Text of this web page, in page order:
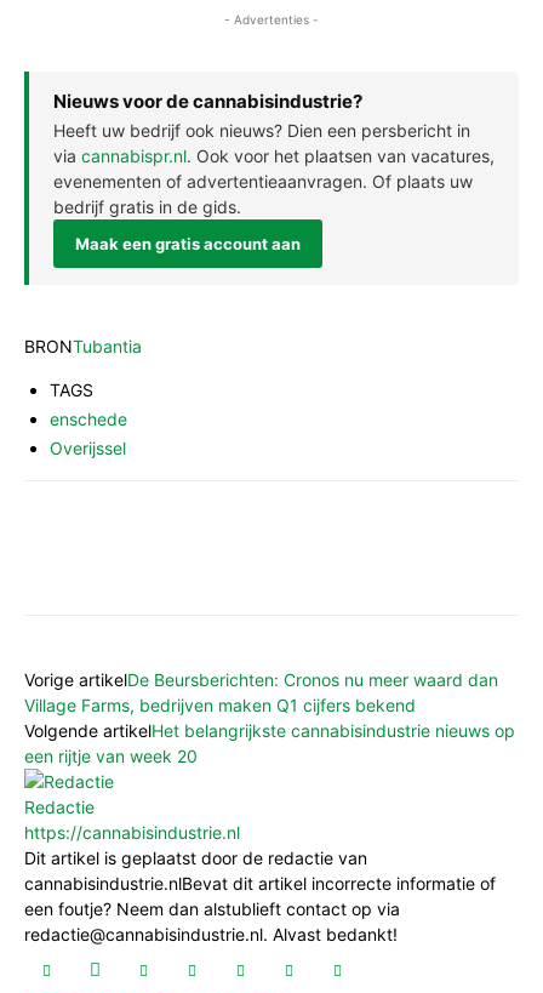
- Advertenties -
Nieuws voor de cannabisindustrie?
Heeft uw bedrijf ook nieuws? Dien een persbericht in
via cannabispr.nl. Ook voor het plaatsen van vacatures,
evenementen of advertentieaanvragen. Of plaats uw
bedrijf gratis in de gids.
Maak een gratis account aan
BRONTubantia
TAGS
enschede
Overijssel
Vorige artikelDe Beursberichten: Cronos nu meer waard dan
Village Farms, bedrijven maken Q1 cijfers bekend
Volgende artikelHet belangrijkste cannabisindustrie nieuws op
een rijtje van week 20
Redactie
https://cannabisindustrie.nl
Dit artikel is geplaatst door de redactie van
cannabisindustrie.nlBevat dit artikel incorrecte informatie of
een foutje? Neem dan alstublieft contact op via
redactie@cannabisindustrie.nl. Alvast bedankt!